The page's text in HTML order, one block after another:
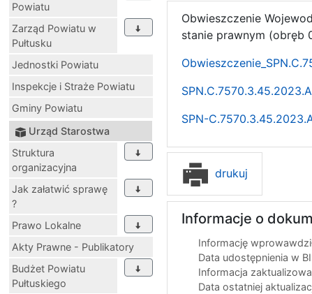
Powiatu
Zarząd Powiatu w
Pułtusku
Jednostki Powiatu
Inspekcje i Straże Powiatu
Gminy Powiatu
Urząd Starostwa
Struktura
organizacyjna
Jak załatwić sprawę
?
Prawo Lokalne
Akty Prawne - Publikatory
Budżet Powiatu
Pułtuskiego
Obwieszczenie
stanie prawnym (obręb
SPN-
drukuj
Informacje o
Informację
Data udostępnienia w
Informacja
Data ostatniej